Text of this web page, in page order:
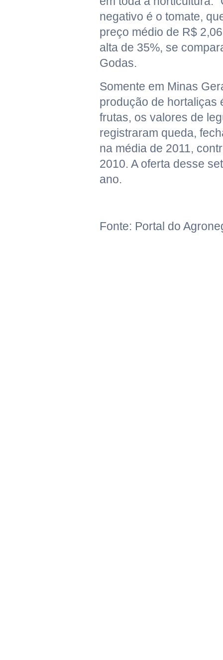
negativo é o tomate,
preço médio de R$
alta de 35%, se
Godas.
Somente em Minas
produção de hortaliças
frutas, os valores de
registraram queda,
na média de 2011,
2010. A oferta desse
ano.
Fonte: Portal do